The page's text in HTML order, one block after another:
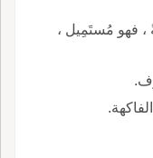
، فهو مُستَمِيل ،